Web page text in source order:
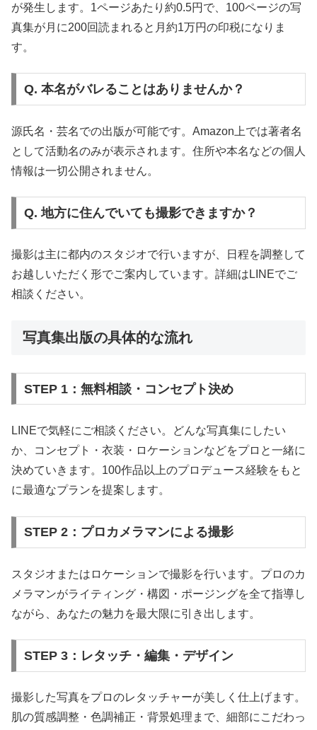
が発生します。1ページあたり約0.5円で、100ページの写
真集が月に200回読まれると月約1万円の印税になりま
す。
Q. 本名がバレることはありませんか？
源氏名・芸名での出版が可能です。Amazon上では著者名
として活動名のみが表示されます。住所や本名などの個人
情報は一切公開されません。
Q. 地方に住んでいても撮影できますか？
撮影は主に都内のスタジオで行いますが、日程を調整して
お越しいただく形でご案内しています。詳細はLINEでご
相談ください。
写真集出版の具体的な流れ
STEP 1：無料相談・コンセプト決め
LINEで気軽にご相談ください。どんな写真集にしたい
か、コンセプト・衣装・ロケーションなどをプロと一緒に
決めていきます。100作品以上のプロデュース経験をもと
に最適なプランを提案します。
STEP 2：プロカメラマンによる撮影
スタジオまたはロケーションで撮影を行います。プロのカ
メラマンがライティング・構図・ポージングを全て指導し
ながら、あなたの魅力を最大限に引き出します。
STEP 3：レタッチ・編集・デザイン
撮影した写真をプロのレタッチャーが美しく仕上げます。
肌の質感調整・色調補正・背景処理まで、細部にこだわっ